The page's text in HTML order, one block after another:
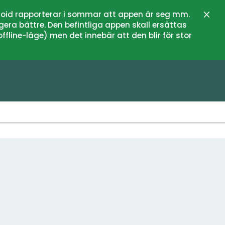
rapporterar i sommar att appen är seg mm.
bättre. Den befintliga appen skall ersättas
läge) men det innebär att den blir för stor